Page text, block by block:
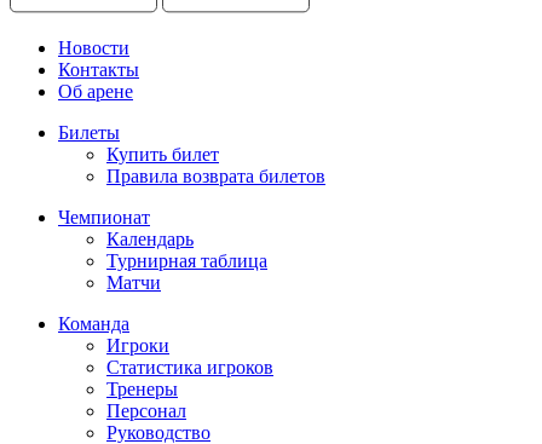
Новости
Контакты
Об арене
Билеты
Купить билет
Правила возврата билетов
Чемпионат
Календарь
Турнирная таблица
Матчи
Команда
Игроки
Статистика игроков
Тренеры
Персонал
Руководство